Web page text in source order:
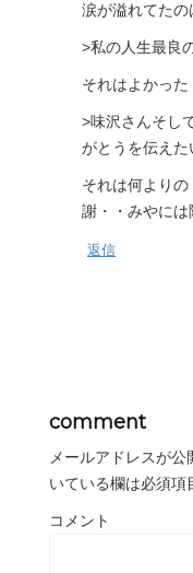
涙が溢れてたの
>私の人生最良
それはよかった
>味沢さんそし
がとうを伝えた
それは何より
謝・・みやに
返信
comment
メールアドレスが公
いている欄は必須項
コメント